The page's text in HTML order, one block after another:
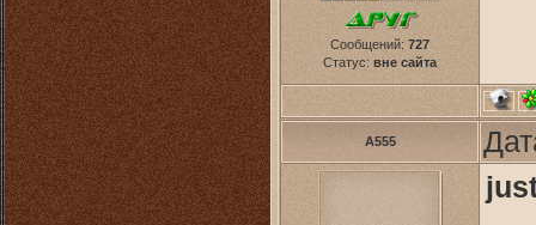
Сообщений: 727
Статус: вне сайта
A555